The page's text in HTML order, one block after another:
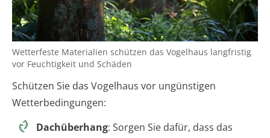
Wetterfeste Materialien schützen das Vogelhaus langfristig
vor Feuchtigkeit und Schäden
Schützen Sie das Vogelhaus vor ungünstigen
Wetterbedingungen:
Dachüberhang: Sorgen Sie dafür, dass das